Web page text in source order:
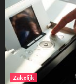
Zakelijk